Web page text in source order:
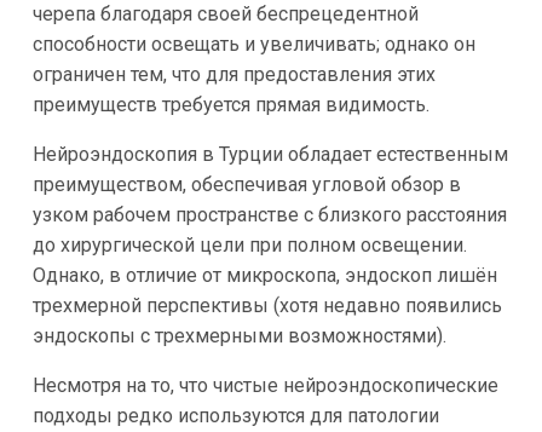
черепа благодаря своей беспрецедентной
способности освещать и увеличивать; однако он
ограничен тем, что для предоставления этих
преимуществ требуется прямая видимость.
Нейроэндоскопия в Турции обладает естественным
преимуществом, обеспечивая угловой обзор в
узком рабочем пространстве с близкого расстояния
до хирургической цели при полном освещении.
Однако, в отличие от микроскопа, эндоскоп лишён
трехмерной перспективы (хотя недавно появились
эндоскопы с трехмерными возможностями).
Несмотря на то, что чистые нейроэндоскопические
подходы редко используются для патологии